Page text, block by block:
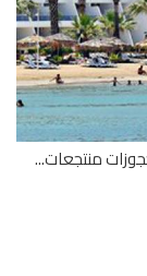
منتجعات...